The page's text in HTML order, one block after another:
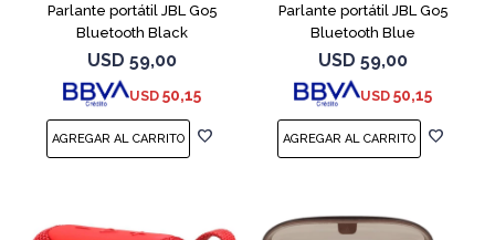
Parlante portátil JBL Go5
Bluetooth Black
USD 59,00
USD 50,15
Parlante portátil JBL Go5
Bluetooth Blue
USD 59,00
USD 50,15